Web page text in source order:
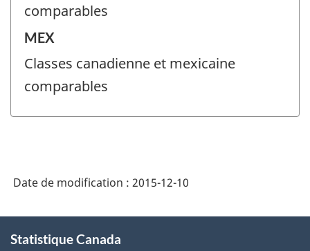
comparables
MEX
Classes canadienne et mexicaine
comparables
Date de modification : 2015-12-10
propos
Statistique Canada